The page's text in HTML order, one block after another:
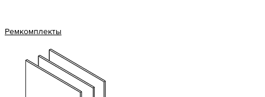
Ремкомплекты